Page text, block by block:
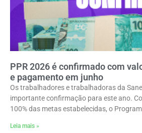
PPR 2026 é confirmado com
e pagamento em junho
Os trabalhadores e trabalhadoras da
importante confirmação para este ano.
100% das metas estabelecidas, o
Leia mais »